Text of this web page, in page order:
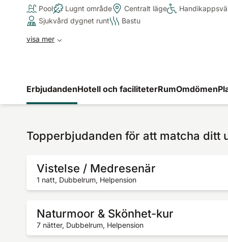
Pool Lugnt område Centralt läge
Sjukvård dygnet runt
Bastu
visa mer
ErbjudandenHotell och faciliteterRumOmdömen
Topperbjudanden för att matcha ditt
Vistelse / Medresenär
1 natt, Dubbelrum, Helpension
Naturmoor & Skönhet-kur
7 nätter, Dubbelrum, Helpension